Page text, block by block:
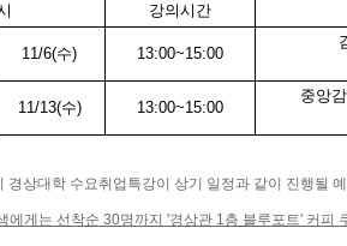
강의시간
11/6(수) 13:00~15:00
11/13(수) 13:00~15:00
중앙
경상대학 수요취업특강이 상기 일정과 같이 진행될
에게는 선착순 30명까지 '경상관 1층 블루포트' 커피